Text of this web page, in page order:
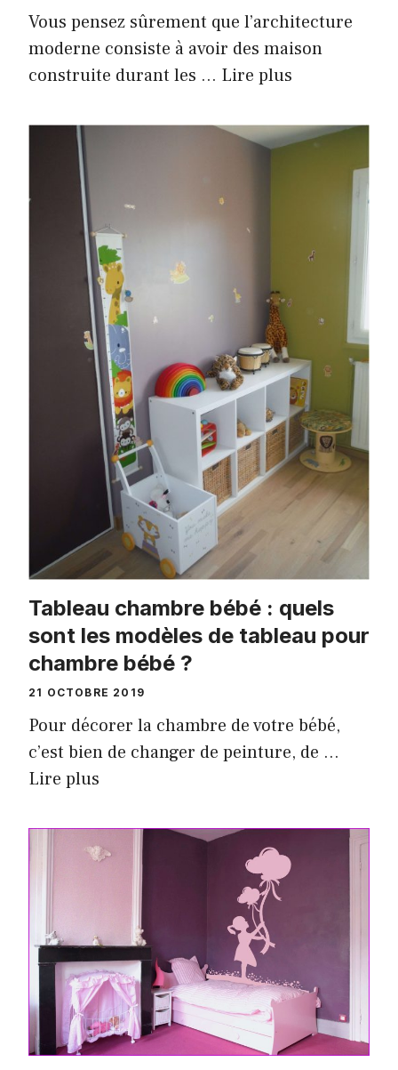
Vous pensez sûrement que l’architecture
moderne consiste à avoir des maison
construite durant les … Lire plus
Tableau chambre bébé : quels
sont les modèles de tableau pour
chambre bébé ?
21 OCTOBRE 2019
Pour décorer la chambre de votre bébé,
c’est bien de changer de peinture, de …
Lire plus